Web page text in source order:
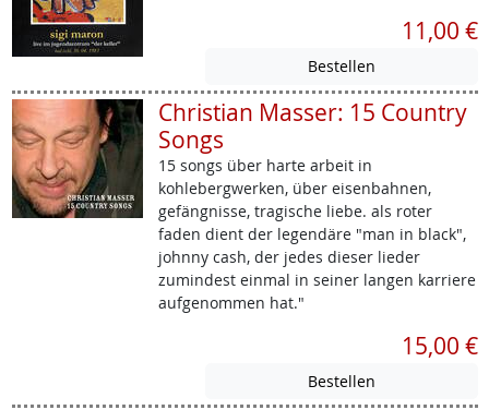
11,00 €
Christian Masser: 15 Country
Songs
15 songs über harte arbeit in
kohlebergwerken, über eisenbahnen,
gefängnisse, tragische liebe. als roter
faden dient der legendäre "man in black",
johnny cash, der jedes dieser lieder
zumindest einmal in seiner langen karriere
aufgenommen hat."
15,00 €